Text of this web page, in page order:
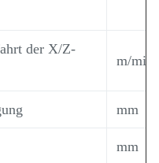
der X/Z-
m/min
mm
mm